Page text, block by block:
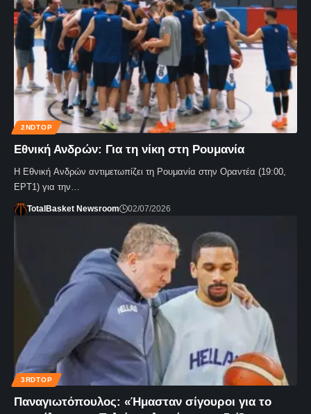
2NDTOP
Εθνική Ανδρών: Για τη νίκη στη Ρουμανία
Η Εθνική Ανδρών αντιμετωπίζει τη Ρουμανία στην Οραντέα (19:00,
ΕΡΤ1) για την…
TotalBasket Newsroom 02/07/2026
3RDTOP
Παναγιωτόπουλος: «Ήμασταν σίγουροι για το